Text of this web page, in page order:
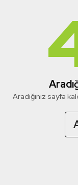
Aradığınız sayfa